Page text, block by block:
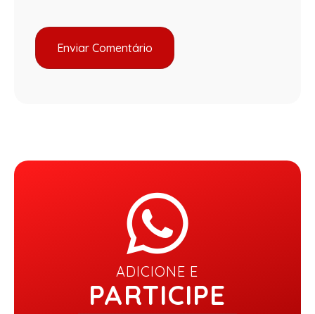
ADICIONE E
PARTICIPE